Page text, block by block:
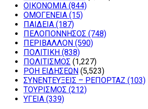
ΟΙΚΟΝΟΜΙΑ (844)
ΟΜΟΓΕΝΕΙΑ (15)
ΠΑΙΔΕΙΑ (187)
ΠΕΛΟΠΟΝΝΗΣΟΣ (748)
ΠΕΡΙΒΑΛΛΟΝ (590)
ΠΟΛΙΤΙΚΗ (838)
ΠΟΛΙΤΙΣΜΟΣ (1,227)
ΡΟΗ ΕΙΔΗΣΕΩΝ (5,523)
ΣΥΝΕΝΤΕΥΞΕΙΣ – ΡΕΠΟΡΤΑΖ (103)
ΤΟΥΡΙΣΜΟΣ (212)
ΥΓΕΙΑ (339)